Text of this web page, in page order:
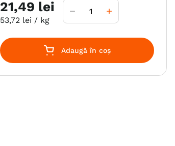
21,49 lei
53,72 lei / kg
Adaugă în coș